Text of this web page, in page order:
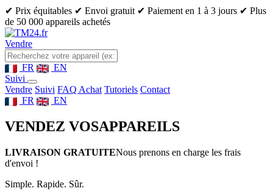
✔ Prix équitables ✔ Envoi gratuit ✔ Paiement en 1 à 3 jours ✔ Plus
de 50 000 appareils achetés
Vendre
FR
EN
Suivi
Vendre Suivi FAQ Achat Tutoriels Contact
FR
EN
VENDEZ VOSAPPAREILS
LIVRAISON GRATUITENous prenons en charge les frais
d'envoi !
Simple. Rapide. Sûr.